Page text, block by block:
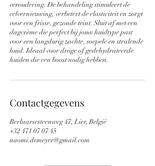
veroudering. De behandeling stimuleert de
celvernieuwing, verbetert de elasticiteit en zorgt
voor een frisse, gezonde teint. Sluit af met een
dagcrème die perfect bij jouw huidtype past
voor een langdurig zachte, soepele en stralende
huid. Ideaal voor droge of gedehydrateerde
huiden die een boost nodig hebben.
Contactgegevens
Berlaarsesteenweg 47, Lier, België
+32 471 07 07 45
naomi.demeyer@gmail.com